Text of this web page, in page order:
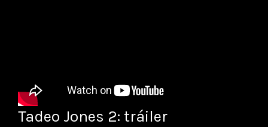
Tadeo Jones 2: tráiler